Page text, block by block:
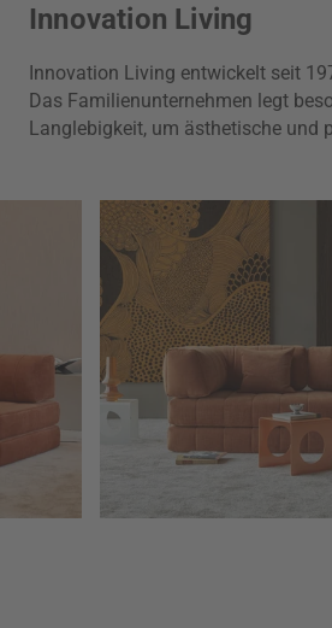
Innovation Living
Innovation Living entwickelt seit
Das Familienunternehmen legt
Langlebigkeit, um ästhetische und